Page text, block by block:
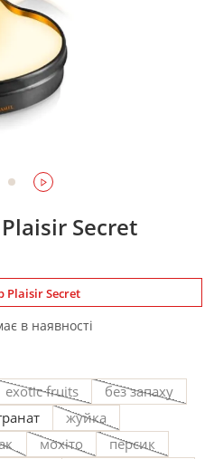
Secret
Secret
в наявності
exotic fruits
без запаху
жуйка
мохіто
персик